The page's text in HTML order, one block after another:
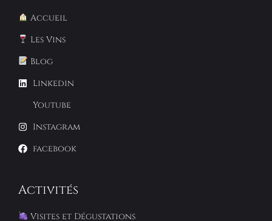
Accueil
Les Vins
Blog
Linkedin
Youtube
Instagram
facebook
Activités
Visites et Dégustations